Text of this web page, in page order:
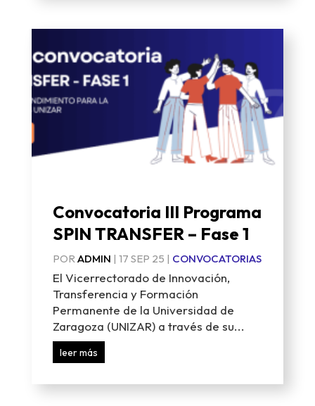
Convocatoria III Programa
SPIN TRANSFER – Fase 1
PORADMIN | 17 SEP 25 | CONVOCATORIAS
El Vicerrectorado de Innovación,
Transferencia y Formación
Permanente de la Universidad de
Zaragoza (UNIZAR) a través de su...
leer más